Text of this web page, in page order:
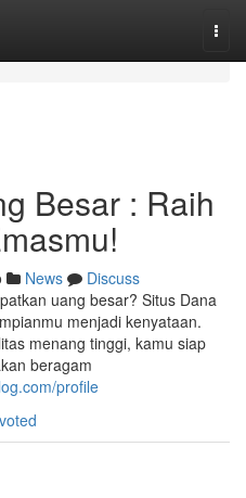
Besar : Raih
News
Discuss
uang besar? Situs Dana
menjadi kenyataan.
menang tinggi, kamu siap
beragam
profile